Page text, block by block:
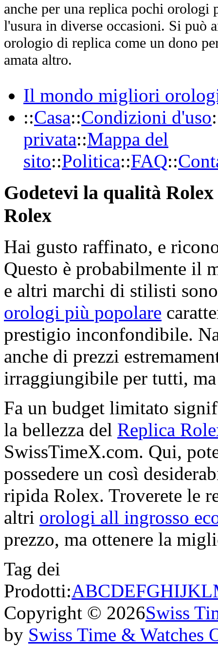
anche per una replica pochi orologi
l'usura in diverse occasioni. Si può
orologio di replica come un dono
amata altro.
Il mondo migliori
::Casa::Condizioni d'uso
privata::Mappa del
sito::Politica::FAQ::
Godetevi la qualità
Rolex
Hai gusto raffinato, e
Questo è probabilmente il
e altri marchi di stilisti
orologi più popolare
prestigio inconfondibile.
anche di prezzi
irraggiungibile per tutti,
Fa un budget limitato
la bellezza del Replica
SwissTimeX.com. Qui,
possedere un così
ripida Rolex. Troverete le
altri orologi all ingrosso
prezzo, ma ottenere la
Tag dei
Prodotti:ABCDEFGHIJKL
Copyright © 2026Swiss
by Swiss Time & Watches